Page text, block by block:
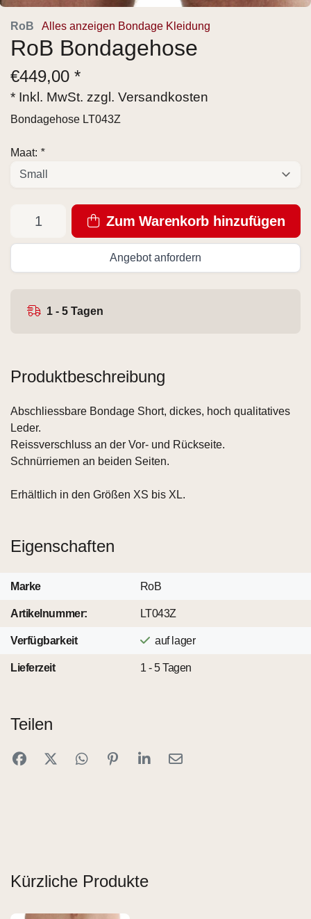
RoB Alles anzeigen Bondage Kleidung
RoB Bondagehose
€449,00 *
* Inkl. MwSt. zzgl. Versandkosten
Bondagehose LT043Z
Maat: *
Zum Warenkorb hinzufügen
Angebot anfordern
1 - 5 Tagen
Produktbeschreibung
Abschliessbare Bondage Short, dickes, hoch qualitatives
Leder.
Reissverschluss an der Vor- und Rückseite.
Schnürriemen an beiden Seiten.
Erhältlich in den Größen XS bis XL.
Eigenschaften
Marke RoB
Artikelnummer: LT043Z
Verfügbarkeit auf lager
Lieferzeit 1 - 5 Tagen
Teilen
Kürzliche Produkte